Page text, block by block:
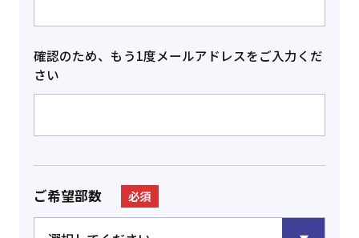
確認のため、もう1度メールアドレスをご入力くだ
さい
ご希望部数 必須